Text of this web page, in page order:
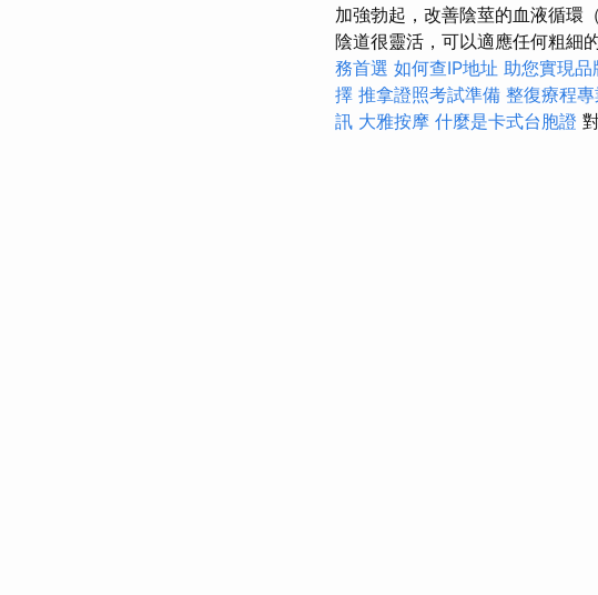
加強勃起，改善陰莖的血液循環
陰道很靈活，可以適應任何粗細
務首選 如何查IP地址 助您實現
擇 推拿證照考試準備 整復療程專
訊 大雅按摩 什麼是卡式台胞證